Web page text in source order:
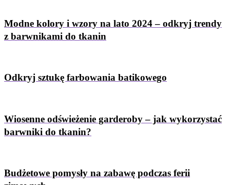
Modne kolory i wzory na lato 2024 – odkryj trendy
z barwnikami do tkanin
Odkryj sztukę farbowania batikowego
Wiosenne odświeżenie garderoby – jak wykorzystać
barwniki do tkanin?
Budżetowe pomysły na zabawę podczas ferii